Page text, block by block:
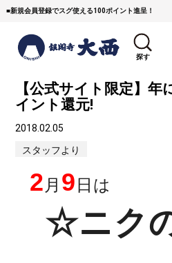
■新規会員登録でスグ使える100ポイント進呈！
探す
すき焼き
しゃぶしゃぶ コマ切れミ
【公式サイト限定】年
イント還元!
2018.02.05
スタッフより
2 月 9日は
☆ニク